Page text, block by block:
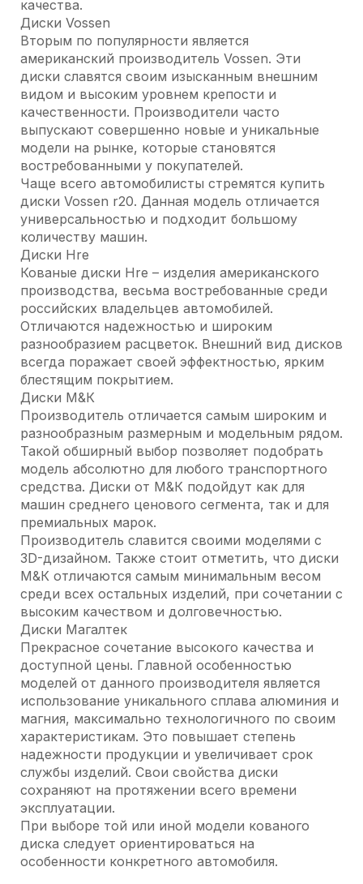
качества.
Диски Vossen
Вторым по популярности является
американский производитель Vossen. Эти
диски славятся своим изысканным внешним
видом и высоким уровнем крепости и
качественности. Производители часто
выпускают совершенно новые и уникальные
модели на рынке, которые становятся
востребованными у покупателей.
Чаще всего автомобилисты стремятся купить
диски Vossen r20. Данная модель отличается
универсальностью и подходит большому
количеству машин.
Диски Hre
Кованые диски Hre – изделия американского
производства, весьма востребованные среди
российских владельцев автомобилей.
Отличаются надежностью и широким
разнообразием расцветок. Внешний вид дисков
всегда поражает своей эффектностью, ярким
блестящим покрытием.
Диски М&К
Производитель отличается самым широким и
разнообразным размерным и модельным рядом.
Такой обширный выбор позволяет подобрать
модель абсолютно для любого транспортного
средства. Диски от М&К подойдут как для
машин среднего ценового сегмента, так и для
премиальных марок.
Производитель славится своими моделями с
3D-дизайном. Также стоит отметить, что диски
М&К отличаются самым минимальным весом
среди всех остальных изделий, при сочетании с
высоким качеством и долговечностью.
Диски Магалтек
Прекрасное сочетание высокого качества и
доступной цены. Главной особенностью
моделей от данного производителя является
использование уникального сплава алюминия и
магния, максимально технологичного по своим
характеристикам. Это повышает степень
надежности продукции и увеличивает срок
службы изделий. Свои свойства диски
сохраняют на протяжении всего времени
эксплуатации.
При выборе той или иной модели кованого
диска следует ориентироваться на
особенности конкретного автомобиля.